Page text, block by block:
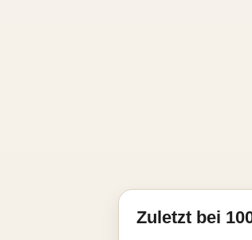
Zuletzt bei